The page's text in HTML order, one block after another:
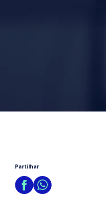
Partilhar